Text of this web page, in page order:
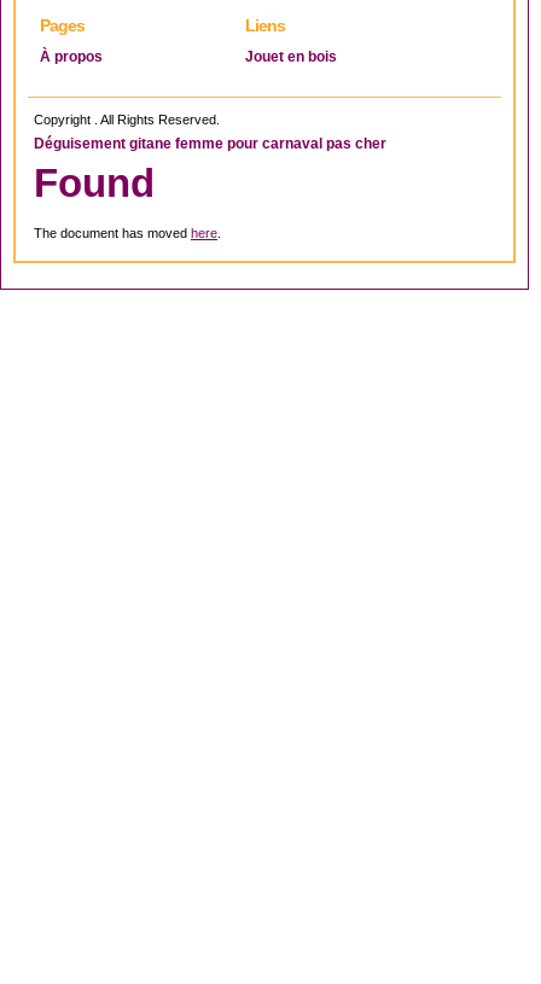
Pages
À propos
Liens
Jouet en bois
Copyright . All Rights Reserved.
Déguisement gitane femme pour carnaval pas cher
Found
The document has moved here